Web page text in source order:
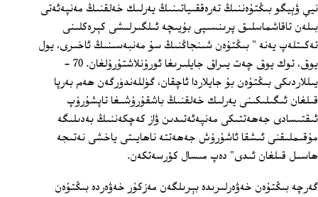
نيې ۋېيگو بىڭتۇەننىڭ تەرەققىياتىنىڭ يەرلىك خەلقنىڭ مەنپەئەتى
بىلەن تاقاشماسلىق پرىنسىپى بۇيىچە ئىلگىرلىشى كېرەكلىنى
تەكىتلەپ يەنە " بىڭتۇەن شىنجاڭنىڭ سۇ مەنبەسىنىڭ ئاخىرى، يول
يوق، توك يوق چەت يىراق جايلىرىغا ئورۇنلاشتۇرۇلغان. 70 -
يىللاردىكى بىڭتۇەن بۇ جايلاردا ئاچقان، گۈللەندۈرگەن ھەم بەرپا
قىلغان ئىگىلىكىنى يەرلىك خەلقنىڭ باشقۇرۇشىغا تاپشۇرۇپ
ئىقتىسادى جەھەتتىكى مەنپەئەتىدىن ۋاز كەچكەننىڭ بەدىلىگە
مۇقىملىقنى ئىشقا ئاشۇرۇش جەھەتتە ناھايىتى ياخشى نەتىجە
ھاسىل قىلغان ئىدى" دەپ مىسال كۆرسەتكەن.
گەرچە بىڭتۇەن خەۋەرلىرىدە بېرىلگەن مەزكۇر خەۋەردە بىڭتۇەن